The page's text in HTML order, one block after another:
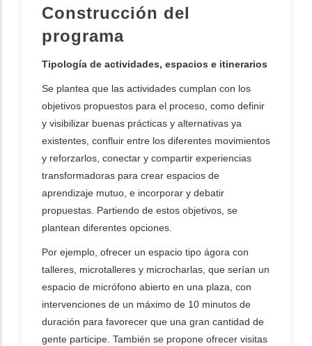
Construcción del
programa
Tipología de actividades, espacios e itinerarios
Se plantea que las actividades cumplan con los
objetivos propuestos para el proceso, como definir
y visibilizar buenas prácticas y alternativas ya
existentes, confluir entre los diferentes movimientos
y reforzarlos, conectar y compartir experiencias
transformadoras para crear espacios de
aprendizaje mutuo, e incorporar y debatir
propuestas. Partiendo de estos objetivos, se
plantean diferentes opciones.
Por ejemplo, ofrecer un espacio tipo ágora con
talleres, microtalleres y microcharlas, que serían un
espacio de micrófono abierto en una plaza, con
intervenciones de un máximo de 10 minutos de
duración para favorecer que una gran cantidad de
gente participe. También se propone ofrecer visitas